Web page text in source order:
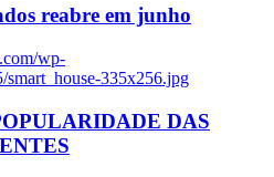
reabre em junho
wp-
smart_house-335x256.jpg
DAS